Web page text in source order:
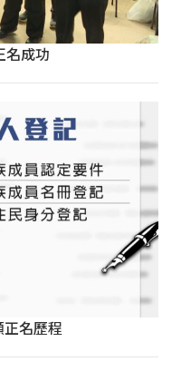
名成功
名歷程